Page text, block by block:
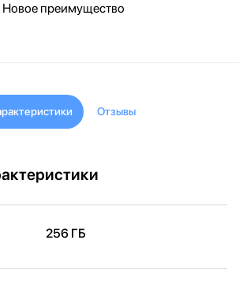
Новое преимущество
Отзывы
256 ГБ